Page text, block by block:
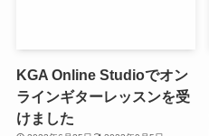
KGA Online Studioでオン
ラインギターレッスンを受
けました